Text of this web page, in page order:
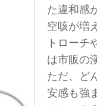
た違和感
空咳が増
トローチ
は市販の
ただ、ど
安感も強